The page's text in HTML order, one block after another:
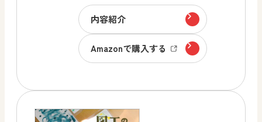
内容紹介
Amazonで購入する